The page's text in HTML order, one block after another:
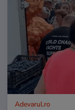
Adevarul.ro